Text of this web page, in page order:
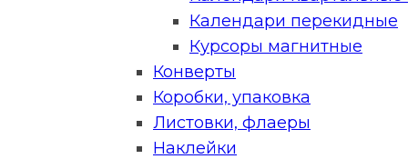
Календари перекидные
Курсоры магнитные
Конверты
Коробки, упаковка
Листовки, флаеры
Наклейки